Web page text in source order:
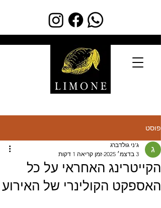
פוסט
הקייטרינג האחראי על כל
האספקט הקולינרי של האירוע
ג'ני גולדברג
3 בדצמ׳ 2025
זמן קריאה 1 דקות